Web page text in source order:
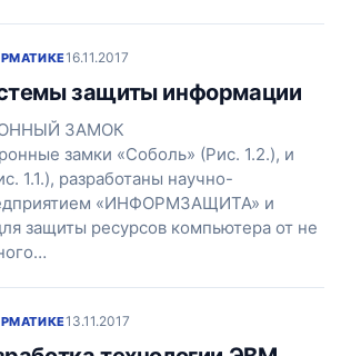
16.11.2017
защиты информации
ЗАМОК
замки «Соболь» (Рис. 1.2.), и
1.1.), разработаны научно-
«ИНФОРМЗАЩИТА» и
защиты ресурсов компьютера от не
13.11.2017